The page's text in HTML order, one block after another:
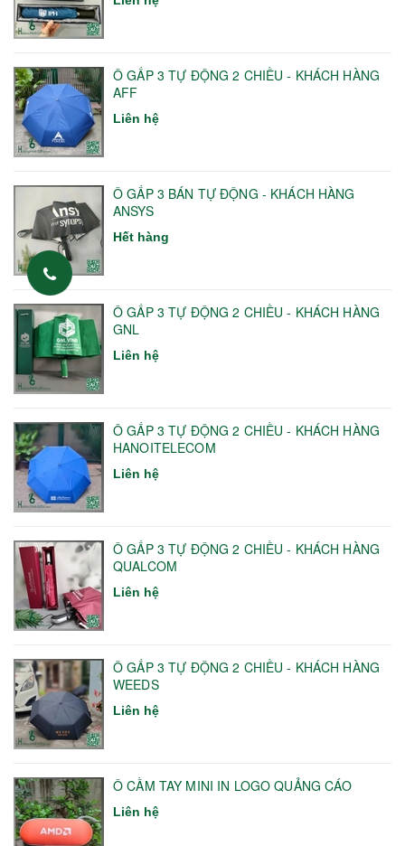
Ô GẤP 3 TỰ ĐỘNG 2 CHIỀU - KHÁCH HÀNG
AFF
Liên hệ
Ô GẤP 3 BÁN TỰ ĐỘNG - KHÁCH HÀNG
ANSYS
Hết hàng
Ô GẤP 3 TỰ ĐỘNG 2 CHIỀU - KHÁCH HÀNG
GNL
Liên hệ
Ô GẤP 3 TỰ ĐỘNG 2 CHIỀU - KHÁCH HÀNG
HANOITELECOM
Liên hệ
Ô GẤP 3 TỰ ĐỘNG 2 CHIỀU - KHÁCH HÀNG
QUALCOM
Liên hệ
Ô GẤP 3 TỰ ĐỘNG 2 CHIỀU - KHÁCH HÀNG
WEEDS
Liên hệ
Ô CẦM TAY MINI IN LOGO QUẢNG CÁO
Liên hệ